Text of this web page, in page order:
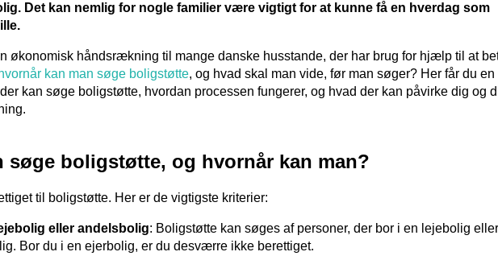
Det kan nemlig for nogle familier være vigtigt for at kunne få en hverdag som
økonomisk håndsrækning til mange danske husstande, der har brug for hjælp til at
hvornår kan man søge boligstøtte, og hvad skal man vide, før man søger? Her får du en
kan søge boligstøtte, hvordan processen fungerer, og hvad der kan påvirke dig og
søge boligstøtte, og hvornår kan man?
til boligstøtte. Her er de vigtigste kriterier:
eller andelsbolig: Boligstøtte kan søges af personer, der bor i en lejebolig
Bor du i en ejerbolig, er du desværre ikke berettiget.